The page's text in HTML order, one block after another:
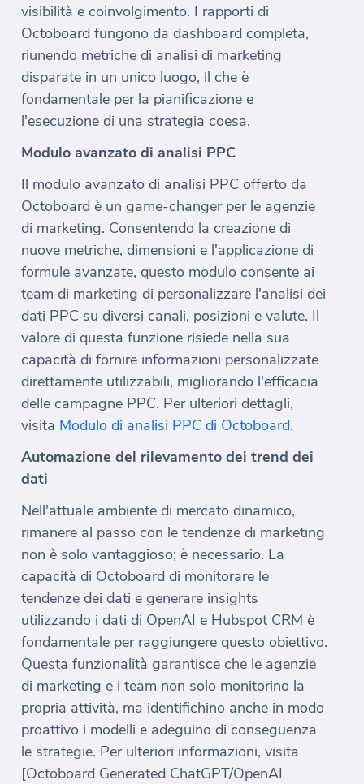
visibilità e coinvolgimento. I rapporti di
Octoboard fungono da dashboard completa,
riunendo metriche di analisi di marketing
disparate in un unico luogo, il che è
fondamentale per la pianificazione e
l'esecuzione di una strategia coesa.
Modulo avanzato di analisi PPC
Il modulo avanzato di analisi PPC offerto da
Octoboard è un game-changer per le agenzie
di marketing. Consentendo la creazione di
nuove metriche, dimensioni e l'applicazione di
formule avanzate, questo modulo consente ai
team di marketing di personalizzare l'analisi dei
dati PPC su diversi canali, posizioni e valute. Il
valore di questa funzione risiede nella sua
capacità di fornire informazioni personalizzate
direttamente utilizzabili, migliorando l'efficacia
delle campagne PPC. Per ulteriori dettagli,
visita Modulo di analisi PPC di Octoboard.
Automazione del rilevamento dei trend dei
dati
Nell'attuale ambiente di mercato dinamico,
rimanere al passo con le tendenze di marketing
non è solo vantaggioso; è necessario. La
capacità di Octoboard di monitorare le
tendenze dei dati e generare insights
utilizzando i dati di OpenAI e Hubspot CRM è
fondamentale per raggiungere questo obiettivo.
Questa funzionalità garantisce che le agenzie
di marketing e i team non solo monitorino la
propria attività, ma identifichino anche in modo
proattivo i modelli e adeguino di conseguenza
le strategie. Per ulteriori informazioni, visita
[Octoboard Generated ChatGPT/OpenAI